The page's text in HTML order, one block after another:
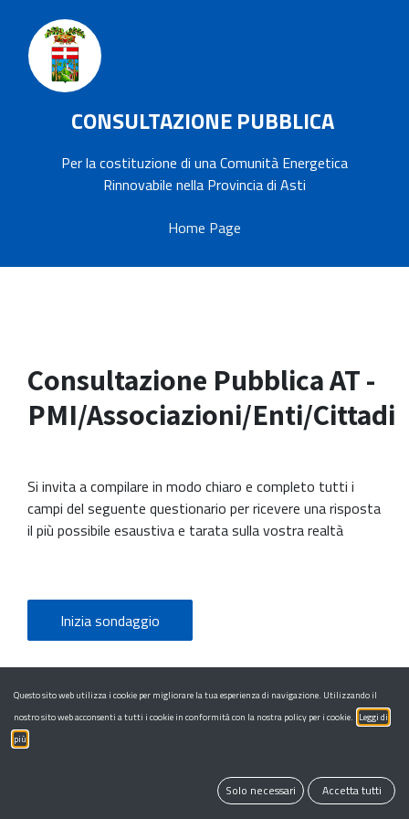
CONSULTAZIONE PUBBLICA
Per la costituzione di una Comunità Energetica
Rinnovabile nella Provincia di Asti
Home Page
Questo sito web utilizza i cookie per migliorare la tua esperienza di navigazione. Utilizzando il
nostro sito web acconsenti a tutti i cookie in conformità con la nostra policy per i cookie. Leggi di
più
Solo necessari Accetta tutti